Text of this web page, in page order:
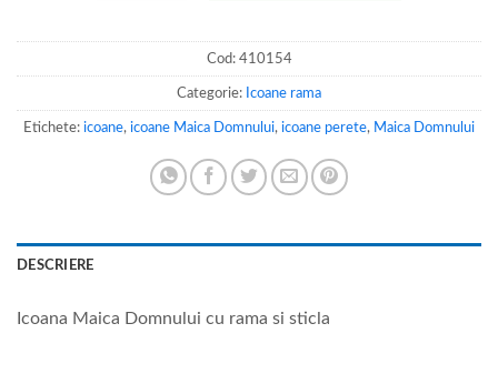
Cod: 410154
Categorie: Icoane rama
Etichete: icoane, icoane Maica Domnului, icoane perete, Maica Domnului
DESCRIERE
Icoana Maica Domnului cu rama si sticla